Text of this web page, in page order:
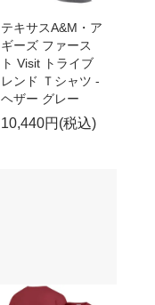
テキサスA&M・ア
ギーズ ファース
ト Visit トライブ
レンド Ｔシャツ -
ヘザー グレー
10,440円(税込)